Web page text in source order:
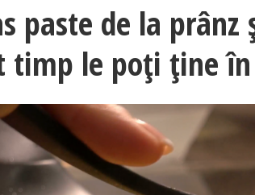
paste de la prânz
timp le poți ține